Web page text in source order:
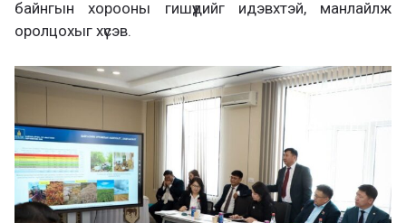
байнгын хорооны гишүүдийг идэвхтэй, манлайлж
оролцохыг хүсэв.